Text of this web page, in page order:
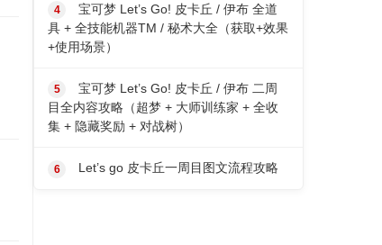
宝可梦 Let’s Go! 皮卡丘 / 伊布 全道
具 + 全技能机器TM / 秘术大全（获取+效果
+使用场景）
宝可梦 Let’s Go! 皮卡丘 / 伊布 二周
目全内容攻略（超梦 + 大师训练家 + 全收
集 + 隐藏奖励 + 对战树）
Let’s go 皮卡丘一周目图文流程攻略